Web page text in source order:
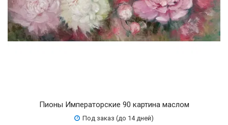
Пионы Императорские 90 картина маслом
Под заказ (до 14 дней)